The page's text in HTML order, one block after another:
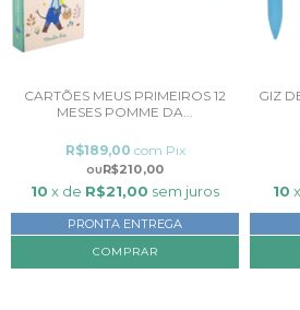
CARTÕES MEUS PRIMEIROS 12
MESES POMME DA...
R$210,00
R$189,00 com Pix
10 x de R$21,00 sem juros
PRONTA ENTREGA
GIZ
10